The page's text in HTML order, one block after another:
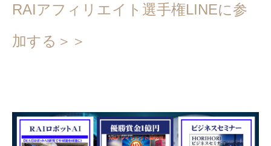
RAIアフィリエイト選手権LINEに参
加する＞＞